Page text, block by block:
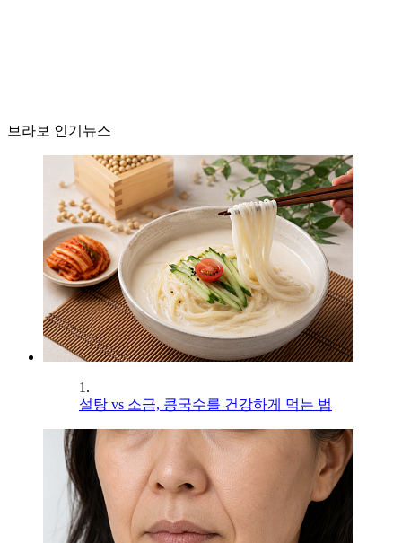
브라보 인기뉴스
1.
설탕 vs 소금, 콩국수를 건강하게 먹는 법